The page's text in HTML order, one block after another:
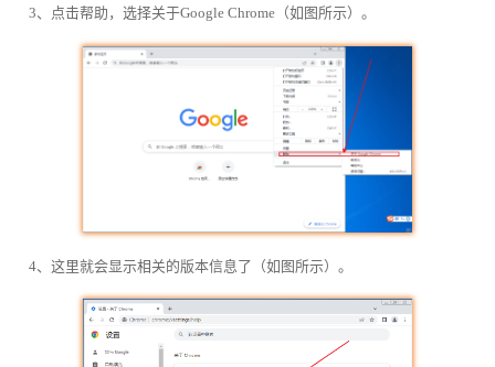
3、点击帮助，选择关于Google Chrome（如图所示）。
4、这里就会显示相关的版本信息了（如图所示）。